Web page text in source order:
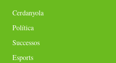
Cerdanyola
Política
Successos
Esports